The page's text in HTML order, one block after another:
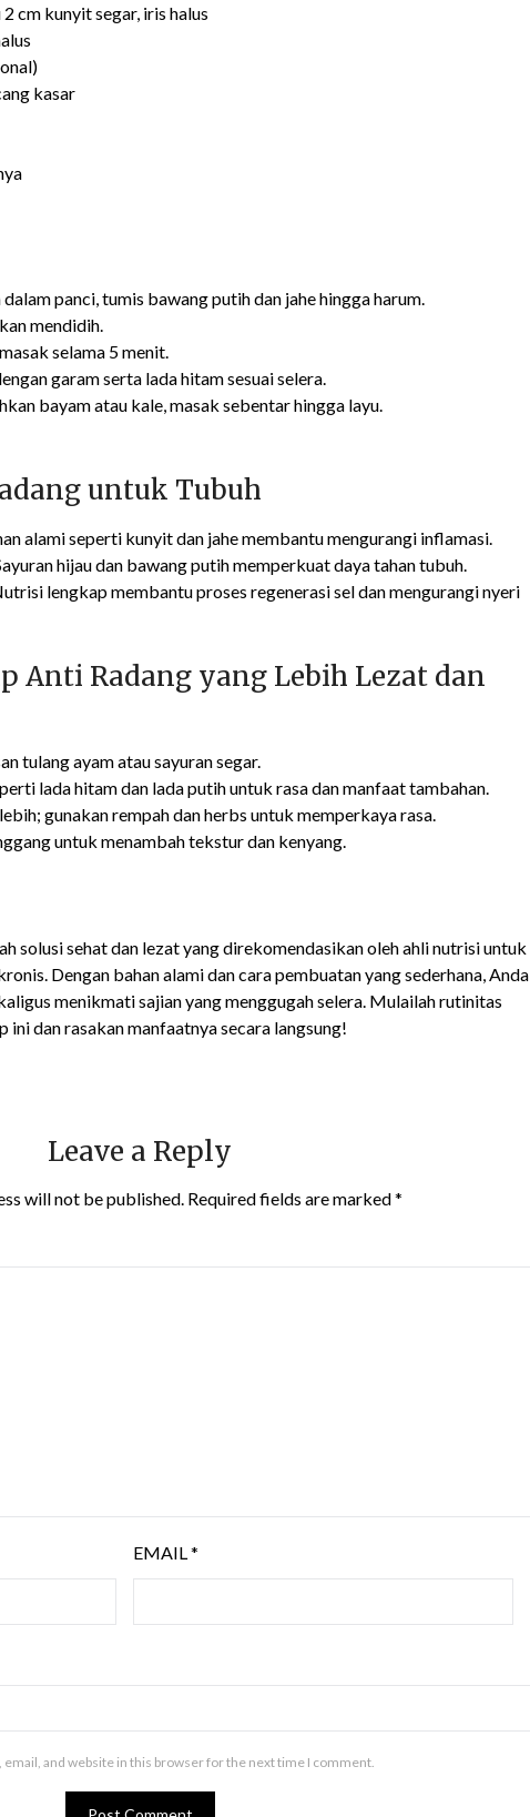
cm kunyit segar, iris halus
kasar
panci, tumis bawang putih dan jahe hingga harum.
mendidih.
selama 5 menit.
garam serta lada hitam sesuai selera.
bayam atau kale, masak sebentar hingga layu.
untuk Tubuh
alami seperti kunyit dan jahe membantu mengurangi inflamasi.
hijau dan bawang putih memperkuat daya tahan tubuh.
lengkap membantu proses regenerasi sel dan mengurangi nyeri
Anti Radang yang Lebih Lezat dan
tulang ayam atau sayuran segar.
lada hitam dan lada putih untuk rasa dan manfaat tambahan.
gunakan rempah dan herbs untuk memperkaya rasa.
untuk menambah tekstur dan kenyang.
solusi sehat dan lezat yang direkomendasikan oleh ahli nutrisi untuk
Dengan bahan alami dan cara pembuatan yang sederhana, Anda
menikmati sajian yang menggugah selera. Mulailah rutinitas
ini dan rasakan manfaatnya secara langsung!
Leave a Reply
will not be published. Required fields are marked*
EMAIL*
email, and website in this browser for the next time I comment.